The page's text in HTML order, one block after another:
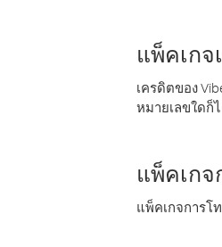
แพ็คเกจ
เครดิตของ
หมายเลขใดก็
แพ็คเกจ
แพ็คเกจการโ